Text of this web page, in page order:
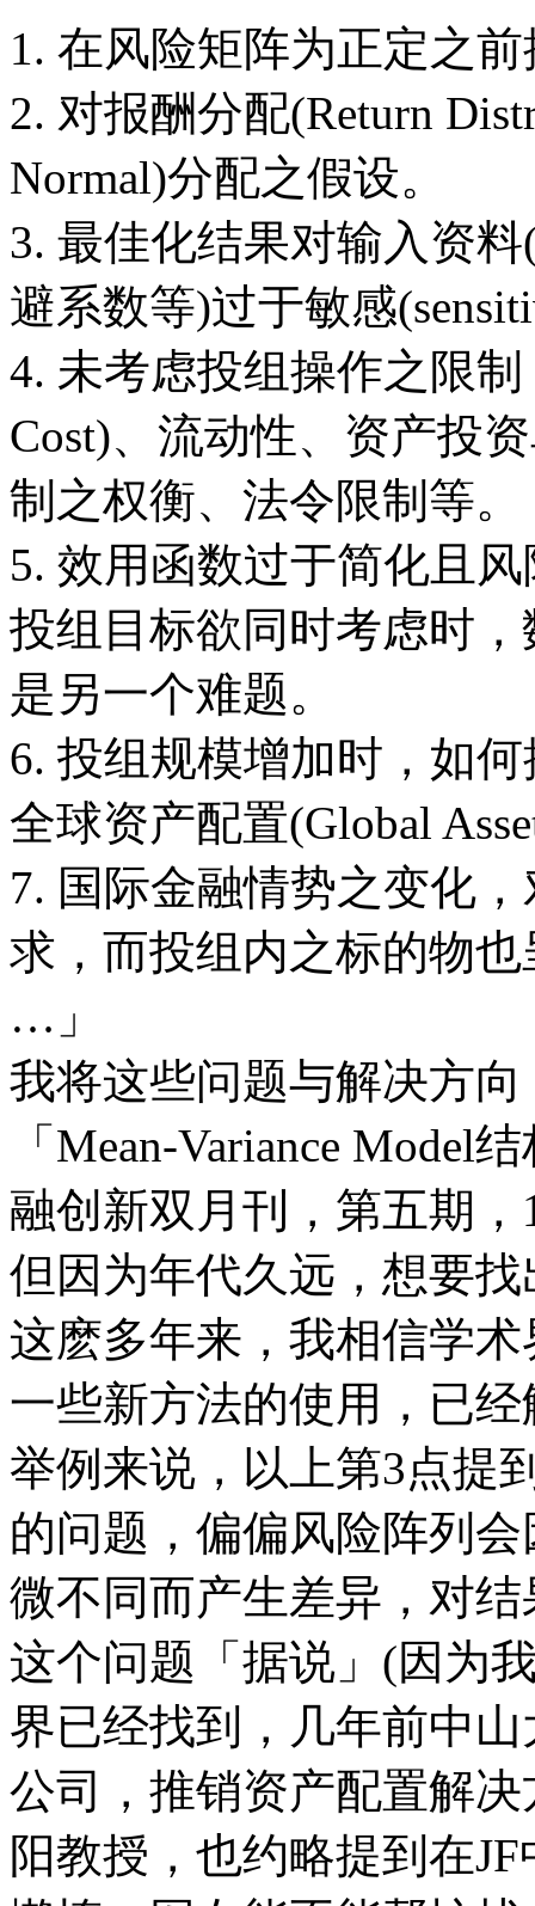
1. 在风险矩阵为正定之
2. 对报酬分配(Return
Normal)分配之假设。
3. 最佳化结果对输入资
避系数等)过于敏感
4. 未考虑投组操作之限
Cost)、流动性、资产投
制之权衡、法令限制等。
5. 效用函数过于简化且
投组目标欲同时考虑时
是另一个难题。
6. 投组规模增加时，如
全球资产配置(Global
7. 国际金融情势之变化
求，而投组内之标的物
…」
我将这些问题与解决方
「Mean-Variance Model
融创新双月刊，第五期，
但因为年代久远，想要
这麽多年来，我相信学
一些新方法的使用，已
举例来说，以上第3点提
的问题，偏偏风险阵列
微不同而产生差异，对
这个问题「据说」(因为
界已经找到，几年前中
公司，推销资产配置解
阳教授，也约略提到在